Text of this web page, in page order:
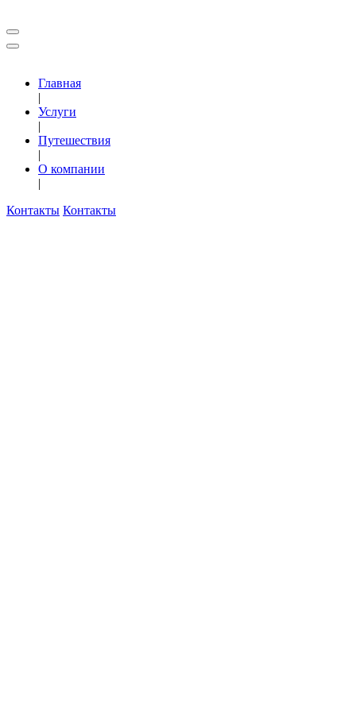
Главная
|
Услуги
|
Путешествия
|
О компании
|
Контакты Контакты